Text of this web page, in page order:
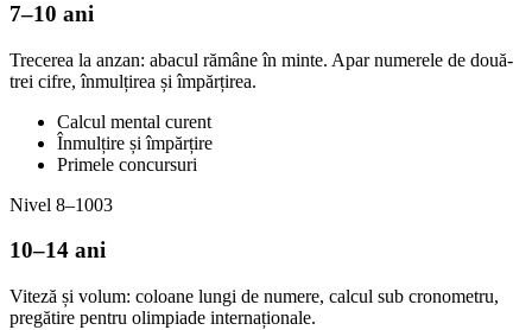
7–10 ani
Trecerea la anzan: abacul rămâne în minte. Apar numerele de două-
trei cifre, înmulțirea și împărțirea.
Calcul mental curent
Înmulțire și împărțire
Primele concursuri
Nivel 8–1003
10–14 ani
Viteză și volum: coloane lungi de numere, calcul sub cronometru,
pregătire pentru olimpiade internaționale.